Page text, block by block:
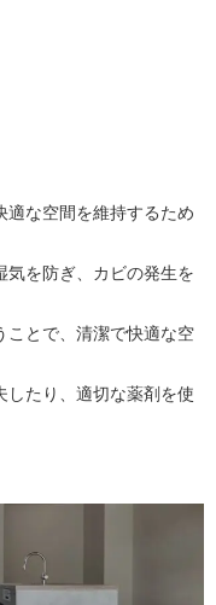
適な空間を維持するため
気を防ぎ、カビの発生を
ことで、清潔で快適な空
したり、適切な薬剤を使